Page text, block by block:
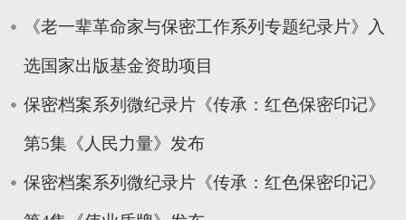
《老一辈革命家与保密工作系列专题纪录片》入
选国家出版基金资助项目
保密档案系列微纪录片《传承：红色保密印记》
第5集《人民力量》发布
保密档案系列微纪录片《传承：红色保密印记》